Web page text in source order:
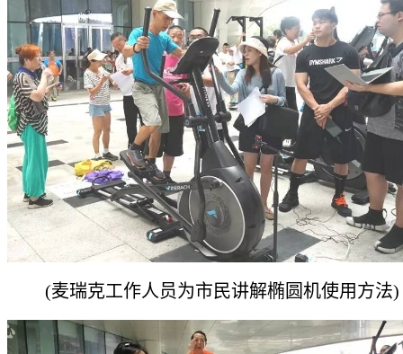
(麦瑞克工作人员为市民讲解椭圆机使用方法)